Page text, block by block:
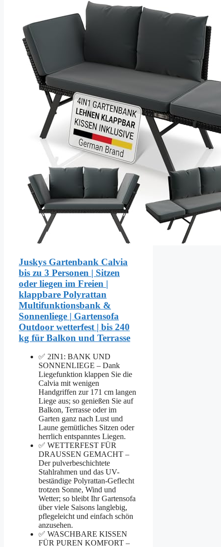
Juskys Gartenbank Calvia
bis zu 3 Personen | Sitzen
oder liegen im Freien |
klappbare Polyrattan
Multifunktionsbank &
Sonnenliege | Gartensofa
Outdoor wetterfest | bis 240
kg für Balkon und Terrasse
✅ 2IN1: BANK UND
SONNENLIEGE – Dank
Liegefunktion klappen Sie die
Calvia mit wenigen
Handgriffen zur 171 cm langen
Liege aus; so genießen Sie auf
Balkon, Terrasse oder im
Garten ganz nach Lust und
Laune gemütliches Sitzen oder
herrlich entspanntes Liegen.
✅ WETTERFEST FÜR
DRAUSSEN GEMACHT –
Der pulverbeschichtete
Stahlrahmen und das UV-
beständige Polyrattan-Geflecht
trotzen Sonne, Wind und
Wetter; so bleibt Ihr Gartensofa
über viele Saisons langlebig,
pflegeleicht und einfach schön
anzusehen.
✅ WASCHBARE KISSEN
FÜR PUREN KOMFORT –